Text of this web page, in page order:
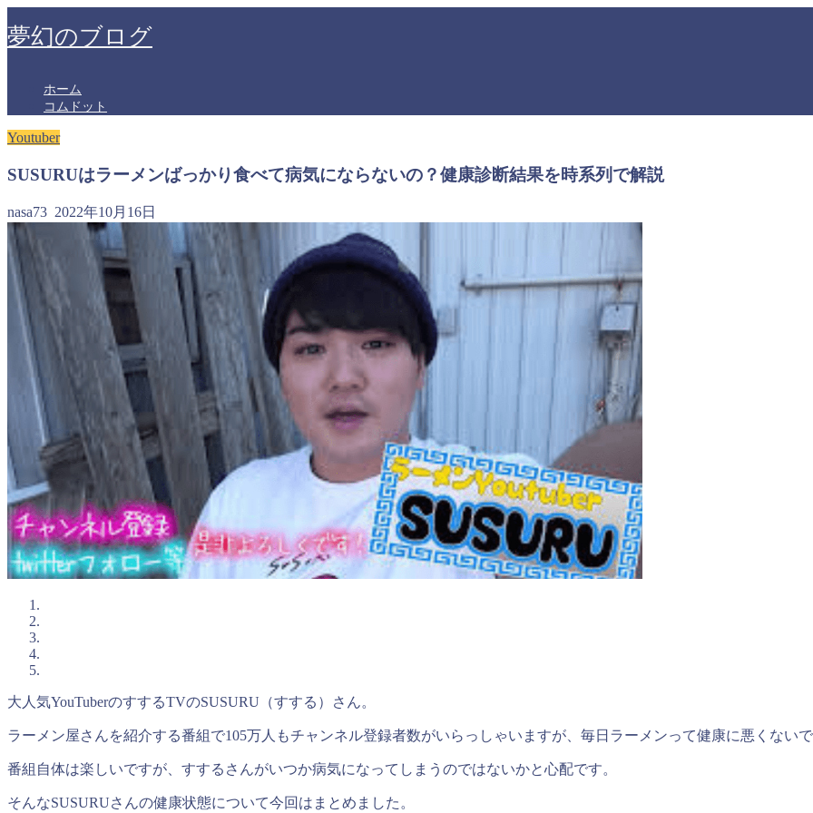
夢幻のブログ
ホーム
コムドット
Youtuber
SUSURUはラーメンばっかり食べて病気にならないの？健康診断結果を時系列で解説
nasa73 2022年10月16日
大人気YouTuberのすするTVのSUSURU（すする）さん。
ラーメン屋さんを紹介する番組で105万人もチャンネル登録者数がいらっしゃいますが、毎日ラーメンって健康に悪くない
番組自体は楽しいですが、すするさんがいつか病気になってしまうのではないかと心配です。
そんなSUSURUさんの健康状態について今回はまとめました。